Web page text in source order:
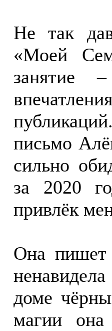
Не так
«Моей
занятие
письмо
сильно
за 2020
привлёк
Она пишет
доме
магии она